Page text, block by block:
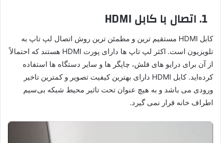
کابل HDMI مستقیم ترین و مطمئن‌ ترین روش اتصال لپ تاپ به
تلویزیون است. اکثر لپ تاپ ‌ها دارای پورت HDMI هستند که احتمالاً
از آن برای درایو های فلش، چاپگر ها و سایر دستگاه‌ ها استفاده
کرده‌اید. کابل HDMI دارای بهترین کیفیت تصویر و کمترین تاخیر
ورودی می ‌باشد و به هیچ عنوان تحت تاثیر محیط شبکه بی‌سیم
اطراف خانه قرار نمی ‌گیرد.